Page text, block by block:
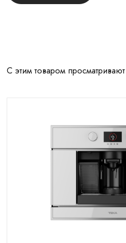
С этим товаром просматривают